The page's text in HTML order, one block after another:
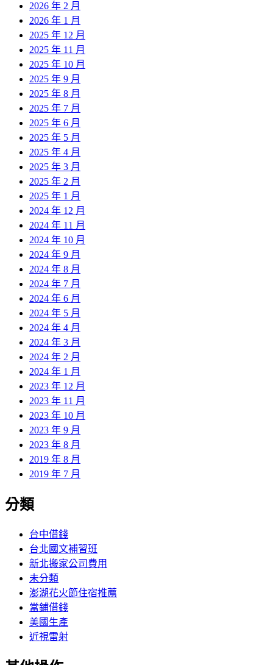
2026 年 2 月
2026 年 1 月
2025 年 12 月
2025 年 11 月
2025 年 10 月
2025 年 9 月
2025 年 8 月
2025 年 7 月
2025 年 6 月
2025 年 5 月
2025 年 4 月
2025 年 3 月
2025 年 2 月
2025 年 1 月
2024 年 12 月
2024 年 11 月
2024 年 10 月
2024 年 9 月
2024 年 8 月
2024 年 7 月
2024 年 6 月
2024 年 5 月
2024 年 4 月
2024 年 3 月
2024 年 2 月
2024 年 1 月
2023 年 12 月
2023 年 11 月
2023 年 10 月
2023 年 9 月
2023 年 8 月
2019 年 8 月
2019 年 7 月
分類
台中借錢
台北國文補習班
新北搬家公司費用
未分類
澎湖花火節住宿推薦
當鋪借錢
美國生產
近視雷射